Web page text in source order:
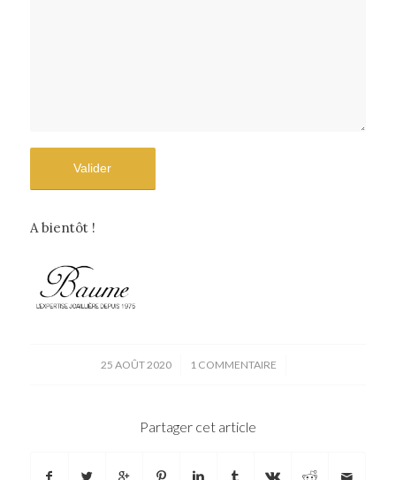
A bientôt !
25 AOÛT 2020
/ 1 COMMENTAIRE
/
Partager cet article